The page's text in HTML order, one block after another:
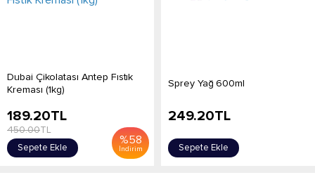
Dubai Çikolatası Antep Fıstık
Kreması (1kg)
%58
İndirim
189.20TL
450.00TL
Sepete Ekle
Sprey Yağ 600ml
249.20TL
Sepete Ekle